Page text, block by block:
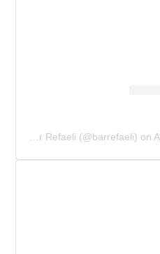
A post shared by Bar Refaeli (@barrefaeli) on